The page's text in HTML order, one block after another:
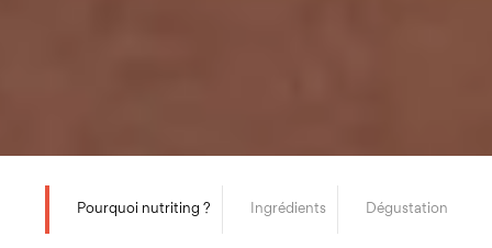
Pourquoi nutriting ? Ingrédients Dégustation